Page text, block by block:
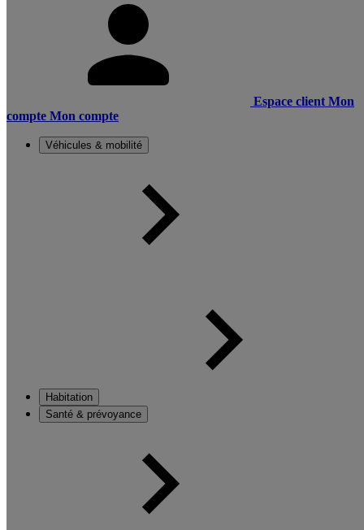
Espace client Mon
compte Mon compte
Véhicules & mobilité
Habitation
Santé & prévoyance